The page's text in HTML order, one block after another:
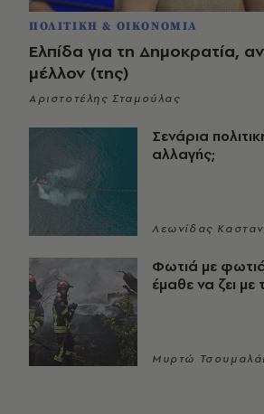
ΠΟΛΙΤΙΚΗ & ΟΙΚΟΝΟΜΙΑ
Ελπίδα για τη Δημοκρατία,
μέλλον (της)
Αριστοτέλης Σταμούλας
Σενάρια
αλλαγής;
Λεωνίδας
Φωτιά με
έμαθε να ζει με
Μυρτώ